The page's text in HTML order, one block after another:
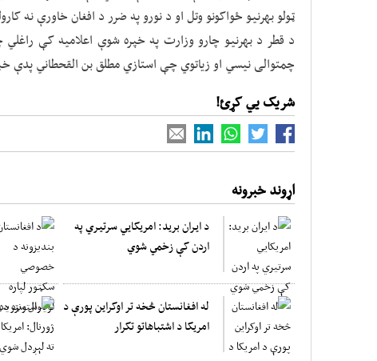
ټولو بهرنیو ځواکونو وتل او د نورو په ضرر د افغان خاورې نه
د قطر د بهرنیو چارو وزارت په خپره شوې اعلامیه کې راغلي
چمتوالی نیسي او زیاتوي چې استازي مطلق بن القحطاني پدې
شریک یي کړئ!
اړوند خبرونه
د ايران بريد: امريکايي سرتيري په
اردن کې زخمي شوي
له افغانستان څخه تر اوکراين پورې د
امريکا د اشتباهاتو تکرار